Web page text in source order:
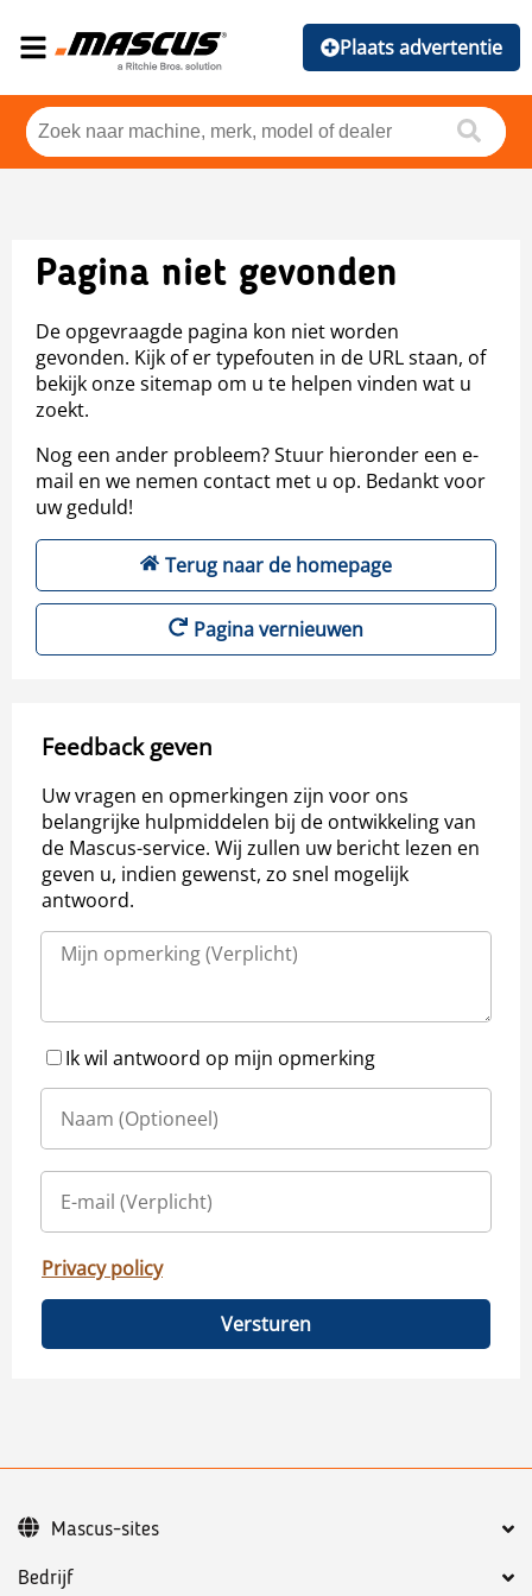
Plaats advertentie
Pagina niet gevonden
De opgevraagde pagina kon niet worden
gevonden. Kijk of er typefouten in de URL staan, of
bekijk onze sitemap om u te helpen vinden wat u
zoekt.
Nog een ander probleem? Stuur hieronder een e-
mail en we nemen contact met u op. Bedankt voor
uw geduld!
Terug naar de homepage
Pagina vernieuwen
Feedback geven
Uw vragen en opmerkingen zijn voor ons
belangrijke hulpmiddelen bij de ontwikkeling van
de Mascus-service. Wij zullen uw bericht lezen en
geven u, indien gewenst, zo snel mogelijk
antwoord.
Ik wil antwoord op mijn opmerking
Privacy policy
Versturen
Bedrijf
Mascus-sites